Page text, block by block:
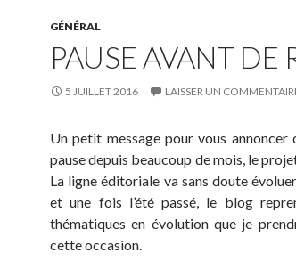
GÉNÉRAL
PAUSE AVANT DE
5 JUILLET 2016 LAISSER UN
Un petit message pour vous
pause depuis beaucoup de mois, le
La ligne éditoriale va sans doute
et une fois l’été passé, le blog
thématiques en évolution que je
cette occasion.